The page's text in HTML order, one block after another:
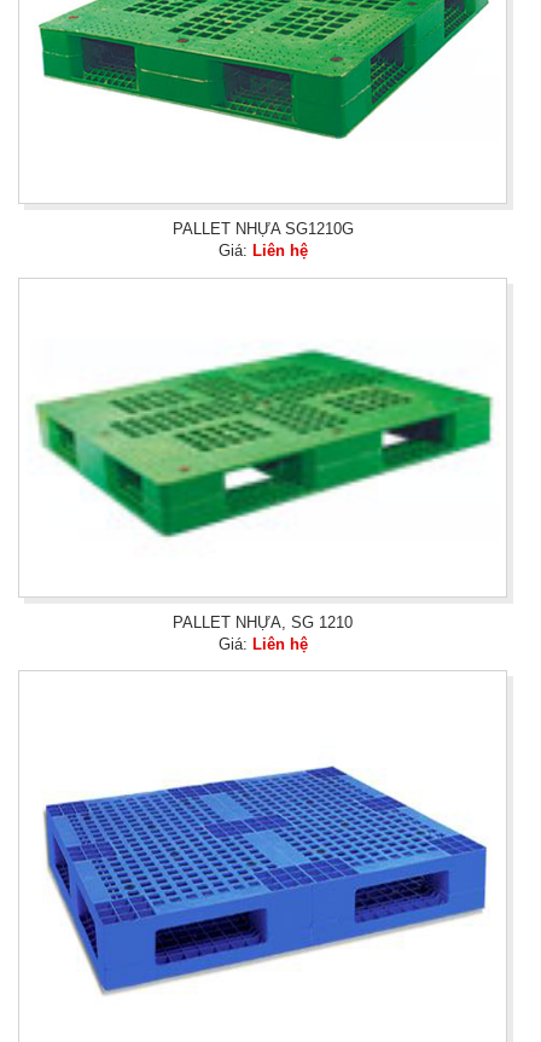
PALLET NHỰA SG1210G
Giá: Liên hệ
thiết kế vững chắc.
PALLET NHỰA, SG 1210
Giá: Liên hệ